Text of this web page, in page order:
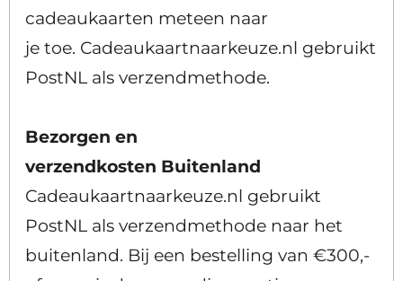
cadeaukaarten meteen naar
je toe. Cadeaukaartnaarkeuze.nl gebruikt
PostNL als verzendmethode.
Bezorgen en
verzendkosten Buitenland
Cadeaukaartnaarkeuze.nl gebruikt
PostNL als verzendmethode naar het
buitenland. Bij een bestelling van €300,-